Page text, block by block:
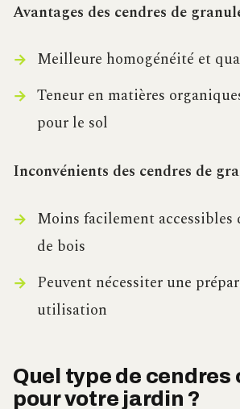
Avantages des cendres de
Meilleure homogénéité et
Teneur en matières
pour le sol
Inconvénients des cendres de
Moins facilement accessibles
de bois
Peuvent nécessiter une
utilisation
Quel type de cendres
pour votre jardin ?